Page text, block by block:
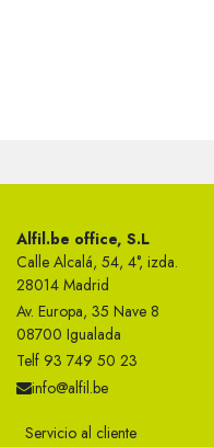
Alfil.be office, S.L
Calle Alcalá, 54, 4°, izda.
28014 Madrid
Av. Europa, 35 Nave 8
08700 Igualada
Telf 93 749 50 23
info@alfil.be
Servicio al cliente